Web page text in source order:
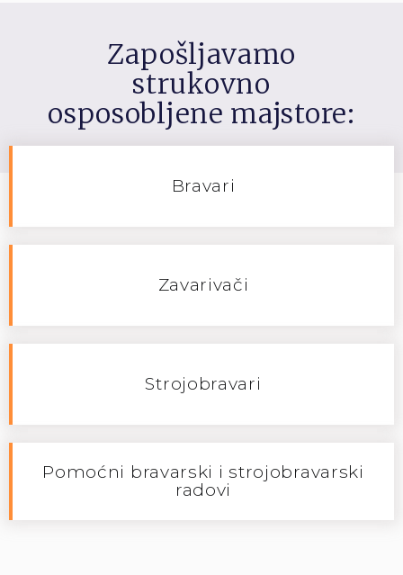
Zapošljavamo
strukovno
osposobljene majstore:
Bravari
Zavarivači
Strojobravari
Pomoćni bravarski i strojobravarski
radovi